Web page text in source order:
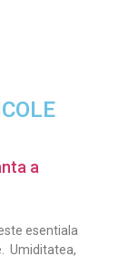
a
esentiala
Umiditatea,